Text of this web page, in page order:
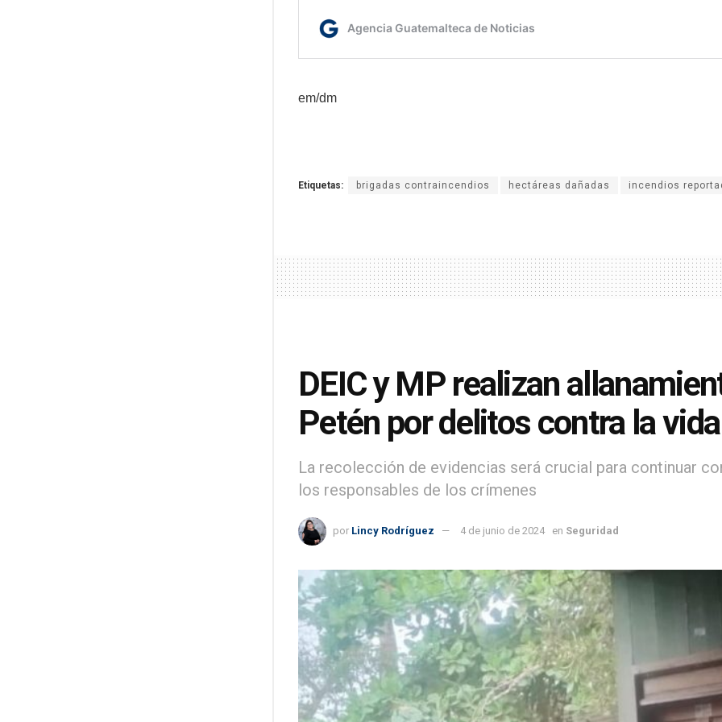
em/dm
Etiquetas: brigadas contraincendios hectáreas dañadas incendios
DEIC y MP realizan
Petén por delitos contra la vida
La recolección de evidencias será crucial para continuar
los responsables de los crímenes
por Lincy Rodríguez 4 de junio de 2024 en Seguridad